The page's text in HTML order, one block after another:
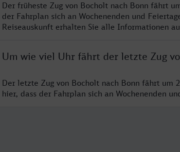
Der früheste Zug von Bocholt nach Bonn fährt
der Fahrplan sich an Wochenenden und
Reiseauskunft erhalten Sie alle Informationen
Um wie viel Uhr fährt der letzte Zug
Der letzte Zug von Bocholt nach Bonn fährt um
hier, dass der Fahrplan sich an Wochenenden